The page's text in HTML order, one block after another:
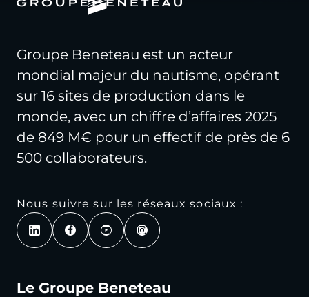
Groupe Beneteau est un acteur
mondial majeur du nautisme, opérant
sur 16 sites de production dans le
monde, avec un chiffre d’affaires 2025
de 849 M€ pour un effectif de près de 6
500 collaborateurs.
Nous suivre sur les réseaux sociaux :
Le Groupe Beneteau